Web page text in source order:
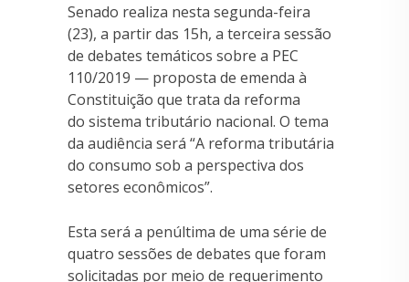
Senado realiza nesta segunda-feira
(23), a partir das 15h, a terceira sessão
de debates temáticos sobre a PEC
110/2019 — proposta de emenda à
Constituição que trata da reforma
do sistema tributário nacional. O tema
da audiência será “A reforma tributária
do consumo sob a perspectiva dos
setores econômicos”.
Esta será a penúltima de uma série de
quatro sessões de debates que foram
solicitadas por meio de requerimento